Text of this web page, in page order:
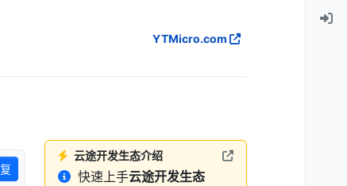
YTMicro.com
云途开发生态介绍
快速上手云途开发生态